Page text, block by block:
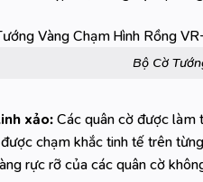
Bộ Cờ
xảo:Các quân cờ được làm
chạm khắc tinh tế trên
rực rỡ của các quân cờ